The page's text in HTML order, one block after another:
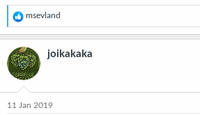
R
e
a
k
s
j
o
e
msevland
joikakaka
11 Jan 2019